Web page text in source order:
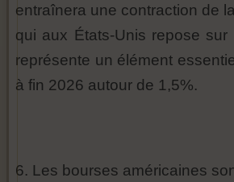
entraînera une contraction de
qui aux États-Unis repose sur
représente un élément
à fin 2026 autour de 1,5%.
6. Les bourses américaines